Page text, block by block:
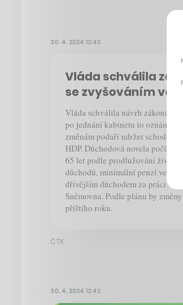
30. 4. 2024 12:43
Vláda schválila
se zvyšováním
Vláda schválila návrh zákona s
po jednání kabinetu to oznámil
změnám podaří udržet schodek
HDP. Důchodová novela počítá s
65 let podle prodlužování
důchodů, minimální penzí ve
dřívějším důchodem za práci v
Sněmovna. Podle plánu by
příštího roku.
ČTK
30. 4. 2024 12:42